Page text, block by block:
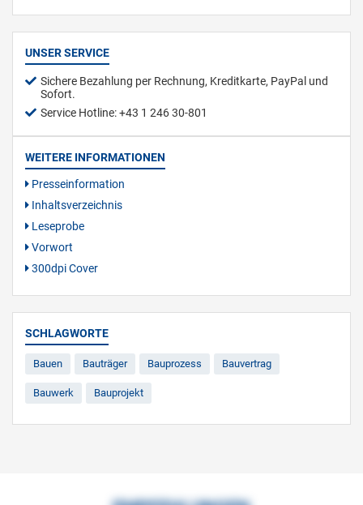
UNSER SERVICE
Sichere Bezahlung per Rechnung, Kreditkarte, PayPal und
Sofort.
Service Hotline: +43 1 246 30-801
WEITERE INFORMATIONEN
Presseinformation
Inhaltsverzeichnis
Leseprobe
Vorwort
300dpi Cover
SCHLAGWORTE
Bauen Bauträger Bauprozess Bauvertrag
Bauwerk Bauprojekt